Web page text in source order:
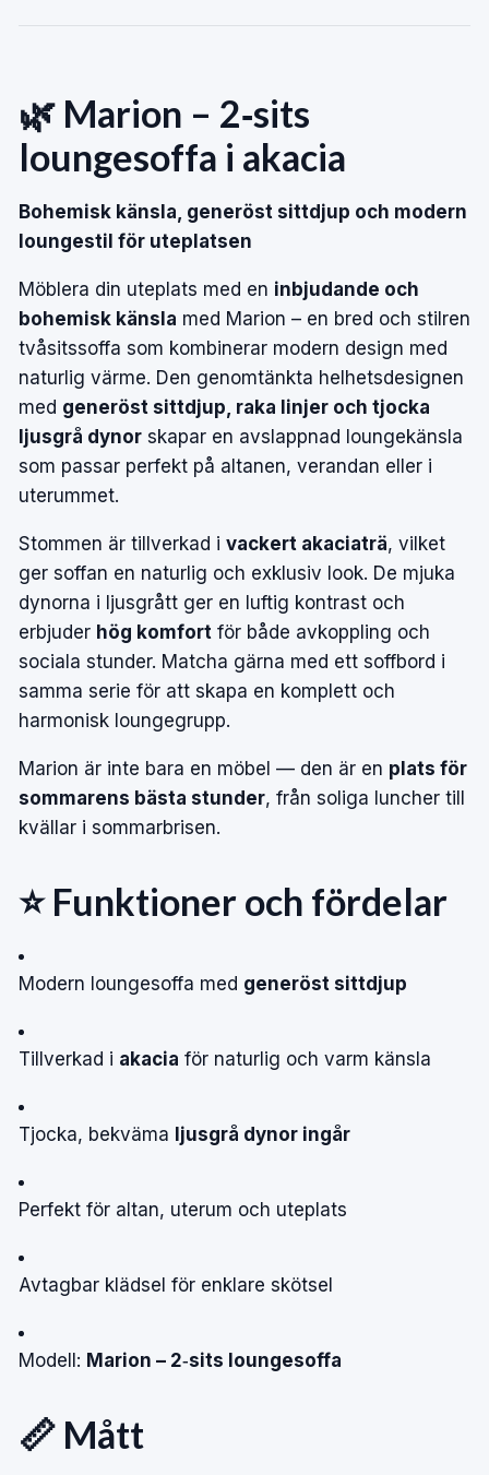
🌿 Marion – 2‑sits
loungesoffa i akacia
Bohemisk känsla, generöst sittdjup och modern
loungestil för uteplatsen
Möblera din uteplats med en inbjudande och
bohemisk känsla med Marion – en bred och stilren
tvåsitssoffa som kombinerar modern design med
naturlig värme. Den genomtänkta helhetsdesignen
med generöst sittdjup, raka linjer och tjocka
ljusgrå dynor skapar en avslappnad loungekänsla
som passar perfekt på altanen, verandan eller i
uterummet.
Stommen är tillverkad i vackert akaciaträ, vilket
ger soffan en naturlig och exklusiv look. De mjuka
dynorna i ljusgrått ger en luftig kontrast och
erbjuder hög komfort för både avkoppling och
sociala stunder. Matcha gärna med ett soffbord i
samma serie för att skapa en komplett och
harmonisk loungegrupp.
Marion är inte bara en möbel — den är en plats för
sommarens bästa stunder, från soliga luncher till
kvällar i sommarbrisen.
⭐ Funktioner och fördelar
Modern loungesoffa med generöst sittdjup
Tillverkad i akacia för naturlig och varm känsla
Tjocka, bekväma ljusgrå dynor ingår
Perfekt för altan, uterum och uteplats
Avtagbar klädsel för enklare skötsel
Modell: Marion – 2‑sits loungesoffa
📏 Mått